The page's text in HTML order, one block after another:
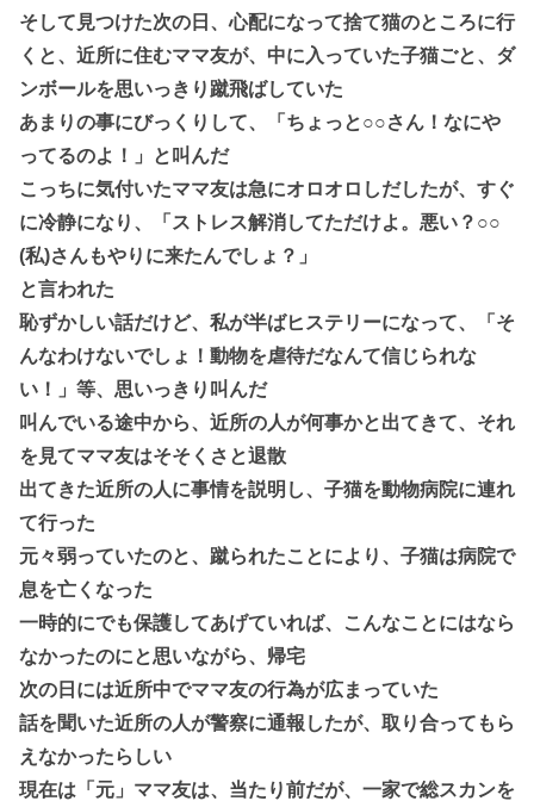
そして見つけた次の日、心配になって捨て猫のところに行
くと、近所に住むママ友が、中に入っていた子猫ごと、ダ
ンボールを思いっきり蹴飛ばしていた
あまりの事にびっくりして、「ちょっと○○さん！なにや
ってるのよ！」と叫んだ
こっちに気付いたママ友は急にオロオロしだしたが、すぐ
に冷静になり、「ストレス解消してただけよ。悪い？○○
(私)さんもやりに来たんでしょ？」
と言われた
恥ずかしい話だけど、私が半ばヒステリーになって、「そ
んなわけないでしょ！動物を虐待だなんて信じられな
い！」等、思いっきり叫んだ
叫んでいる途中から、近所の人が何事かと出てきて、それ
を見てママ友はそそくさと退散
出てきた近所の人に事情を説明し、子猫を動物病院に連れ
て行った
元々弱っていたのと、蹴られたことにより、子猫は病院で
息を亡くなった
一時的にでも保護してあげていれば、こんなことにはなら
なかったのにと思いながら、帰宅
次の日には近所中でママ友の行為が広まっていた
話を聞いた近所の人が警察に通報したが、取り合ってもら
えなかったらしい
現在は「元」ママ友は、当たり前だが、一家で総スカンを